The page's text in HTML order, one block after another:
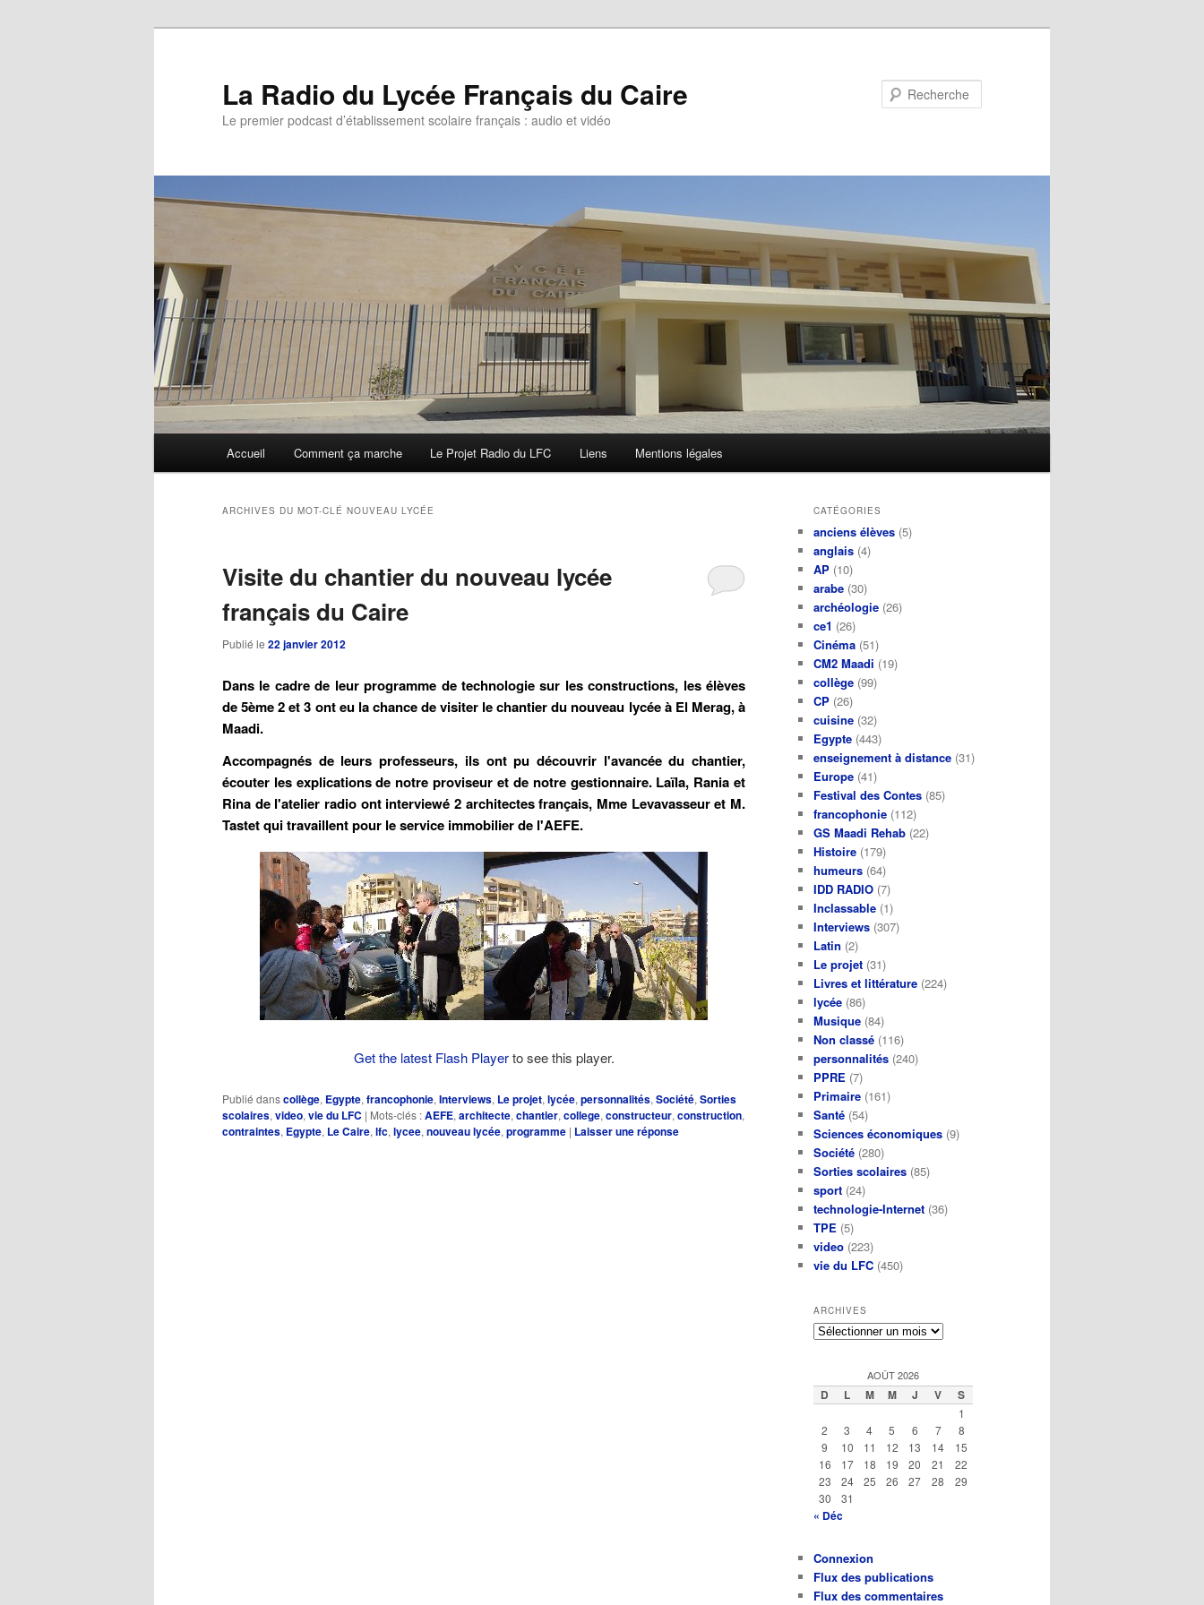
La Radio du Lycée Français du Caire
Le premier podcast d’établissement scolaire français : audio et vidéo
Aller
principal
Aller
secondaire
Accueil Comment ça marche Le Projet Radio du LFC Liens Mentions légales
ARCHIVES DU MOT-CLÉ NOUVEAU LYCÉE
Visite du chantier du nouveau lycée
français du Caire
Publié le 22 janvier 2012
Dans le cadre de leur programme de technologie sur les constructions, les élèves
de 5ème 2 et 3 ont eu la chance de visiter le chantier du nouveau lycée à El Merag, à
Maadi.
Accompagnés de leurs professeurs, ils ont pu découvrir l'avancée du chantier,
écouter les explications de notre proviseur et de notre gestionnaire. Laïla, Rania et
Rina de l'atelier radio ont interviewé 2 architectes français, Mme Levavasseur et M.
Tastet qui travaillent pour le service immobilier de l'AEFE.
Get the latest Flash Playerto see this player.
Publié danscollège, Egypte, francophonie, Interviews, Le projet, lycée, personnalités, Société, Sorties
scolaires, video, vie du LFC | Mots-clés :AEFE, architecte, chantier, college, constructeur, construction,
contraintes, Egypte, Le Caire, lfc, lycee, nouveau lycée, programme | Laisser une réponse
CATÉGORIES
anciens élèves (5)
anglais (4)
AP (10)
arabe (30)
archéologie (26)
ce1 (26)
Cinéma (51)
CM2 Maadi (19)
collège (99)
CP (26)
cuisine (32)
Egypte (443)
enseignement à distance (31)
Europe (41)
Festival des Contes (85)
francophonie (112)
GS Maadi Rehab (22)
Histoire (179)
humeurs (64)
IDD RADIO (7)
Inclassable (1)
Interviews (307)
Latin (2)
Le projet (31)
Livres et littérature (224)
lycée (86)
Musique (84)
Non classé (116)
personnalités (240)
PPRE (7)
Primaire (161)
Santé (54)
Sciences économiques (9)
Société (280)
Sorties scolaires (85)
sport (24)
technologie-Internet (36)
TPE (5)
video (223)
vie du LFC (450)
ARCHIVES
Archives
AOÛT 2026
D L M M J V S
1
2
3 4 5 6 7
8
9
10 11 12 13 14
15
16
17 18 19 20 21
22
23
24 25 26 27 28
29
30
31
« Déc
Connexion
Flux des publications
Flux des commentaires